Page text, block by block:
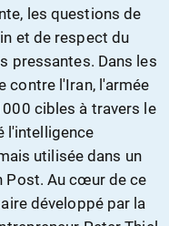
les questions de
et de respect du
pressantes. Dans les
contre l'Iran, l'armée
cibles à travers le
l'intelligence
utilisée dans un
Post. Au cœur de ce
développé par la